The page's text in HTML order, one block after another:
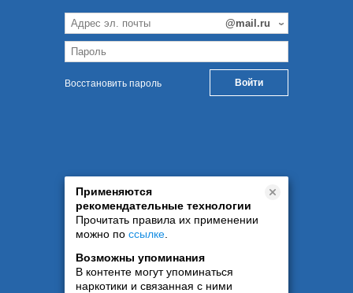
Восстановить пароль
Применяются
рекомендательные технологии
Прочитать правила их применении
можно по ссылке
Возможны упоминания
В контенте могут упоминаться
наркотики и связанная с ними